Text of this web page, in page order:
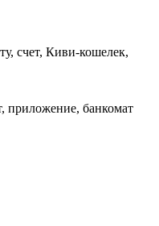
счет, Киви-кошелек,
приложение, банкомат